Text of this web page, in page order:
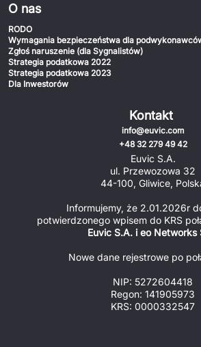
O nas
RODO
Wymagania bezpieczeństwa dla
Zgłoś naruszenie (dla Sygnalistów)
Strategia podatkowa 2022
Strategia podatkowa 2023
Dla Inwestorów
Kontakt
info@euvic.com
+48 32 279 49 42
Euvic S.A.
ul. Przewozowa 32
44-100, Gliwice,
Informujemy, że 2.01.2026r
Euvic S.A. i eo Networks
Nowe dane rejestrowe po
NIP: 5272604418
Regon: 141905973
KRS: 0000332547